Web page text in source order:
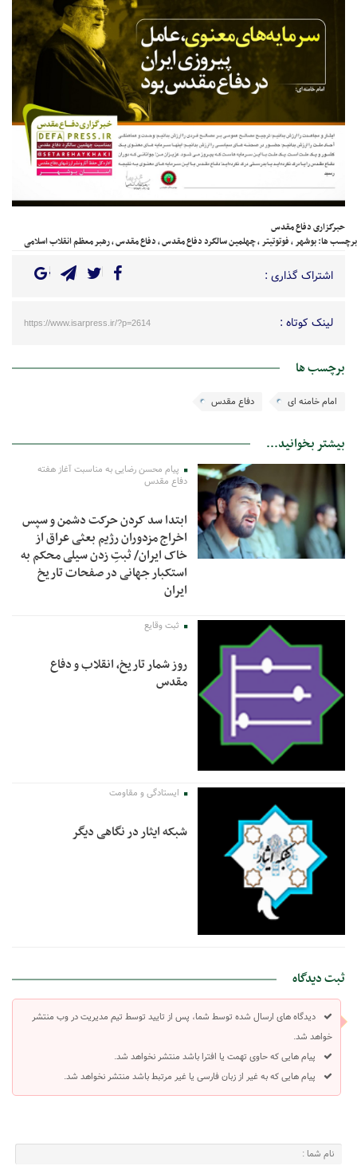
حبرگزاری دفاع مقدس
برچسب ها:بوشهر،فوتوتیتر،چهلمین سالگرد دفاع مقدس،دفاع مقدس،رهبر معظم انقلاب اسلامی
اشتراک گذاری :
لینک کوتاه : https://www.isarpress.ir/?p=2614
برچسب ها
امام خامنه ای دفاع مقدس
بیشتر بخوانید...
پیام محسن رضایی به مناسبت آغاز هفته
دفاع مقدس
ابتدا سد کردن حرکت دشمن و سپس
اخراج مزدوران رژیم بعثی عراق از
خاک ایران/ ثبتِ زدن سیلی محکم به
استکبار جهانی در صفحات تاریخ
ایران
ثبت وقایع
روز شمار تاریخ، انقلاب و دفاع
مقدس
ایستادگی و مقاومت
شبکه ایثار در نگاهی دیگر
ثبت دیدگاه
دیدگاه های ارسال شده توسط شما، پس از تایید توسط تیم مدیریت در وب منتشر
خواهد شد.
پیام هایی که حاوی تهمت یا افترا باشد منتشر نخواهد شد.
پیام هایی که به غیر از زبان فارسی یا غیر مرتبط باشد منتشر نخواهد شد.